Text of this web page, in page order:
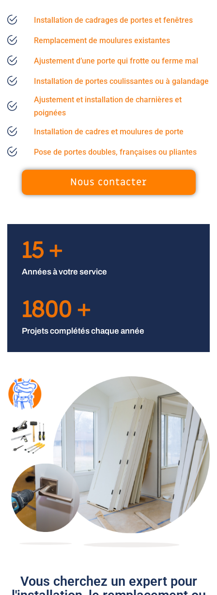
Installation de cadrages de portes et fenêtres
Remplacement de moulures existantes
Ajustement d’une porte qui frotte ou ferme mal
Installation de portes coulissantes ou à galandage
Ajustement et installation de charnières et
poignées
Installation de cadres et moulures de porte
Pose de portes doubles, françaises ou pliantes
Nous contacter
15+
Années à votre service
1800 +
Projets complétés chaque année
Vous cherchez un expert pour